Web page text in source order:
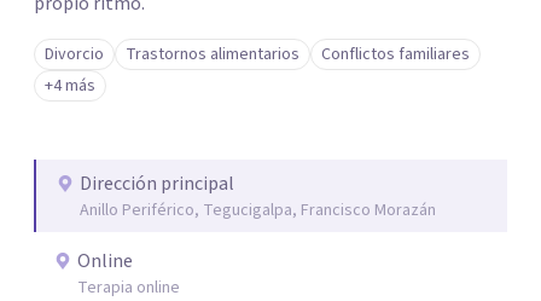
Divorcio Trastornos alimentarios
Conflictos familiares
+4 más
Dirección principal
Anillo Periférico, Tegucigalpa, Francisco Morazán
Online
Terapia online